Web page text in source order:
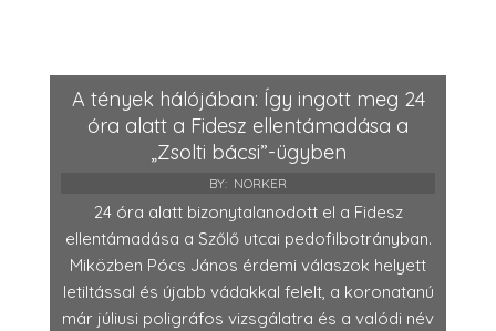
A tények hálójában: Így ingott meg 24
óra alatt a Fidesz ellentámadása a
„Zsolti bácsi”-ügyben
BY: NORKER
24 óra alatt bizonytalanodott el a Fidesz
ellentámadása a Szőlő utcai pedofilbotrányban.
Miközben Pócs János érdemi válaszok helyett
letiltással és újabb vádakkal felelt, a koronatanú
már júliusi poligráfos vizsgálatra és a valódi név